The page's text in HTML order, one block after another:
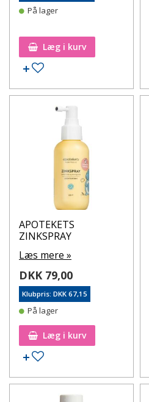
På lager
Læg i kurv
Tilføj til ønskeseddel
APOTEKETS
ZINKSPRAY
Læs mere »
DKK 79,00
Klubpris: DKK 67,15
På lager
Læg i kurv
Tilføj til ønskeseddel